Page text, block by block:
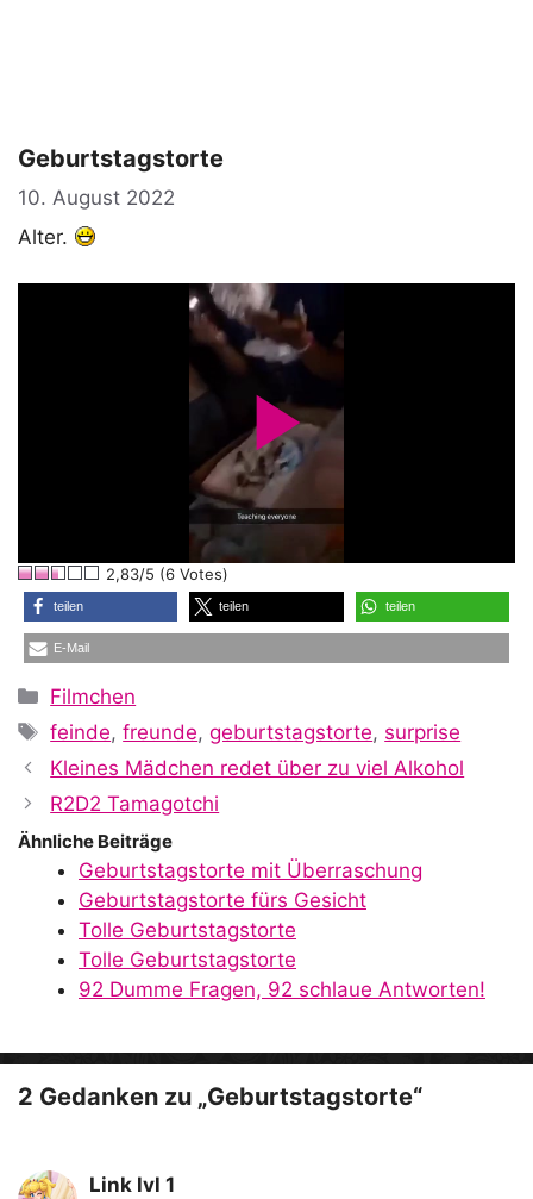
Geburtstagstorte
10. August 2022
Alter.
P
l
a
y
V
i
d
e
o
2,83/5 (6 Votes)
teilen teilen teilen
E-Mail
Kategorien
Filmchen
Schlagwörter
feinde,freunde,geburtstagstorte, surprise
Kleines Mädchen redet über zu viel Alkohol
R2D2 Tamagotchi
Ähnliche Beiträge
Geburtstagstorte mit Überraschung
Geburtstagstorte fürs Gesicht
Tolle Geburtstagstorte
Tolle Geburtstagstorte
92 Dumme Fragen, 92 schlaue Antworten!
2 Gedanken zu „Geburtstagstorte“
Link lvl 1